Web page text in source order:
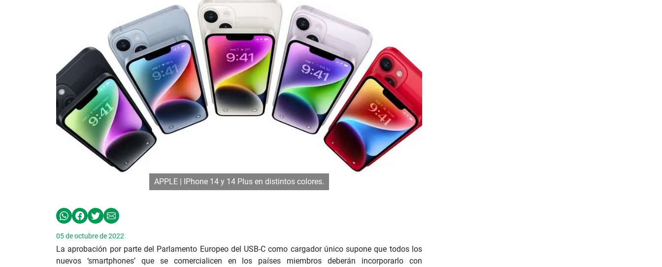
APPLE | IPhone 14 y 14 Plus en distintos colores.
05 de octubre de 2022
La aprobación por parte del Parlamento Europeo del USB-C como cargador único supone que todos los
nuevos ‘smartphones’ que se comercialicen en los países miembros deberán incorporarlo con